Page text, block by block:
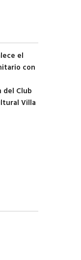
el
con
Club
Villa